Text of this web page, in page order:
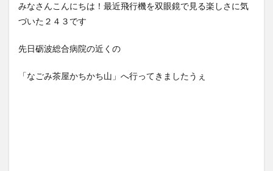
みなさんこんにちは！最近飛行機を双眼鏡で見る楽しさに気
づいた２４３です
先日砺波総合病院の近くの
「なごみ茶屋かちかち山」へ行ってきましたうぇ